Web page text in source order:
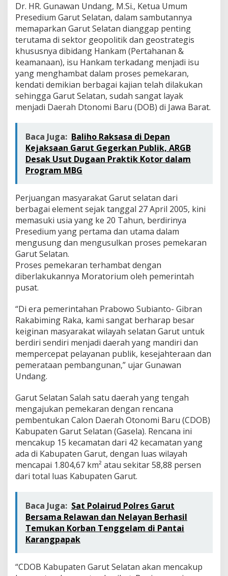
Dr. HR. Gunawan Undang, M.Si., Ketua Umum
Presedium Garut Selatan, dalam sambutannya
memaparkan Garut Selatan dianggap penting
terutama di sektor geopolitik dan geostrategis
khususnya dibidang Hankam (Pertahanan &
keamanaan), isu Hankam terkadang menjadi isu
yang menghambat dalam proses pemekaran,
kendati demikian berbagai kajian telah dilakukan
sehingga Garut Selatan, sudah sangat layak
menjadi Daerah Dtonomi Baru (DOB) di Jawa Barat.
Baca Juga: Baliho Raksasa di Depan
Kejaksaan Garut Gegerkan Publik, ARGB
Desak Usut Dugaan Praktik Kotor dalam
Program MBG
Perjuangan masyarakat Garut selatan dari
berbagai element sejak tanggal 27 April 2005, kini
memasuki usia yang ke 20 Tahun, berdirinya
Presedium yang pertama dan utama dalam
mengusung dan mengusulkan proses pemekaran
Garut Selatan.
Proses pemekaran terhambat dengan
diberlakukannya Moratorium oleh pemerintah
pusat.
“Di era pemerintahan Prabowo Subianto- Gibran
Rakabiming Raka, kami sangat berharap besar
keiginan masyarakat wilayah selatan Garut untuk
berdiri sendiri menjadi daerah yang mandiri dan
mempercepat pelayanan publik, kesejahteraan dan
pemerataan pembangunan,” ujar Gunawan
Undang.
Garut Selatan Salah satu daerah yang tengah
mengajukan pemekaran dengan rencana
pembentukan Calon Daerah Otonomi Baru (CDOB)
Kabupaten Garut Selatan (Gasela). Rencana ini
mencakup 15 kecamatan dari 42 kecamatan yang
ada di Kabupaten Garut, dengan luas wilayah
mencapai 1.804,67 km² atau sekitar 58,88 persen
dari total luas Kabupaten Garut.
Baca Juga: Sat Polairud Polres Garut
Bersama Relawan dan Nelayan Berhasil
Temukan Korban Tenggelam di Pantai
Karangpapak
“CDOB Kabupaten Garut Selatan akan mencakup